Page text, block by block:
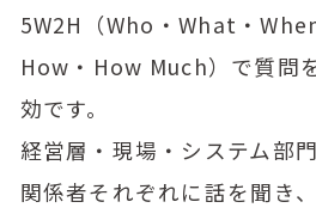
5W2H（Who・What・
How・How Much）で質問
効です。
経営層・現場・システム部
関係者それぞれに話を聞き